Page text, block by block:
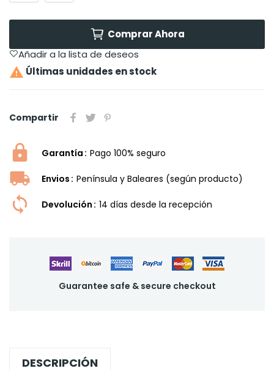
Comprar Ahora
Añadir a la lista de deseos
 Últimas unidades en stock
Compartir
Garantía Pago 100% seguro
Envios Península y Baleares (según producto)
Devolución 14 dí­as desde la recepción
Guarantee safe & secure checkout
DESCRIPCIÓN